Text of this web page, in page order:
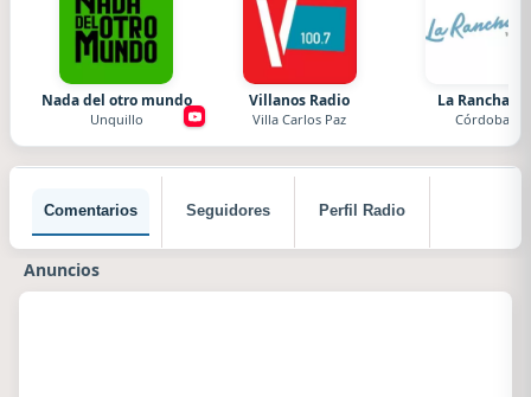
Nada del otro mundo
Unquillo
Villanos Radio
Villa Carlos Paz
La Ranchada
Córdoba
Comentarios Seguidores Perfil Radio
Anuncios